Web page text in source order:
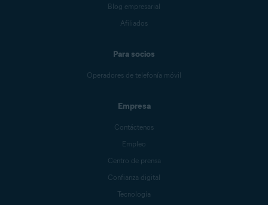
Blog empresarial
Afiliados
Para socios
Operadores de telefonía móvil
Empresa
Contáctenos
Empleo
Centro de prensa
Confianza digital
Tecnología